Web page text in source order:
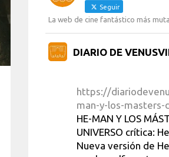
Seguir
La web de cine fantástico más
DIARIO DE
https://
man-y-los-masters-
HE-MAN Y LOS
UNIVERSO crítica:
Nueva versión de